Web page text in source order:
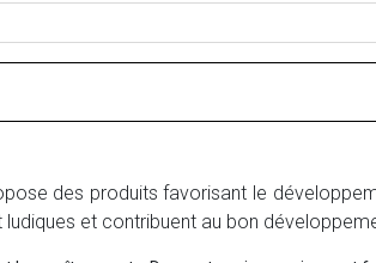
des produits favorisant le
et contribuent au bon